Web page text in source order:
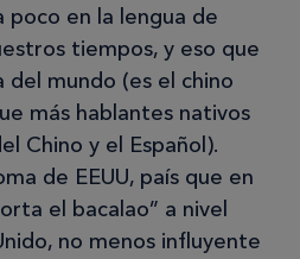
en la lengua de
tiempos, y eso que
del mundo (es el chino
más hablantes nativos
Chino y el Español).
de EEUU, país que en
el bacalao” a nivel
no menos influyente